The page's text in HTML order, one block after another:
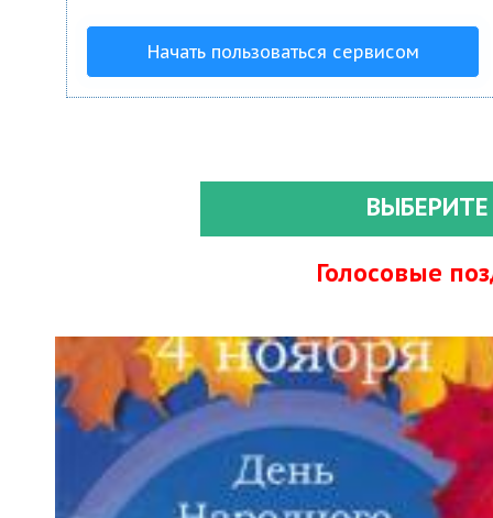
Начать пользоваться сервисом
Голосовые